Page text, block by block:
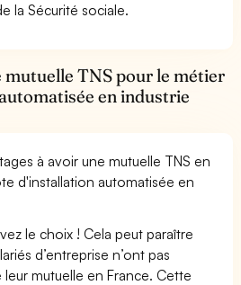
la Sécurité sociale.
mutuelle TNS pour le métier
en industrie
à avoir une mutuelle TNS en
d'installation automatisée en
le choix ! Cela peut paraître
d’entreprise n’ont pas
mutuelle en France. Cette